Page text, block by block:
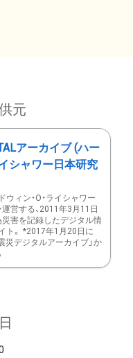
元
アーカイブ (ハー
シャワー日本研究
ィン・O・ライシャワー
運営する、2011年3月11日
災害を記録したデジタル情
ト。 *2017年1月20日に
災デジタルアーカイブ」か